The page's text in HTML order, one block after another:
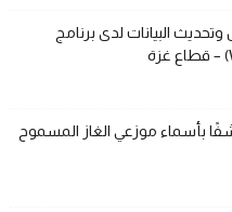
وتحديث البيانات لدى برنامج
بأسماء موزعي الغاز المسموح